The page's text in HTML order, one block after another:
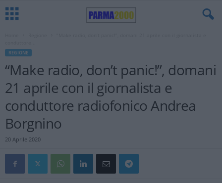
REGIONE
“Make radio, don’t panic!”, domani
21 aprile con il giornalista e
conduttore radiofonico Andrea
Borgnino
20 Aprile 2020